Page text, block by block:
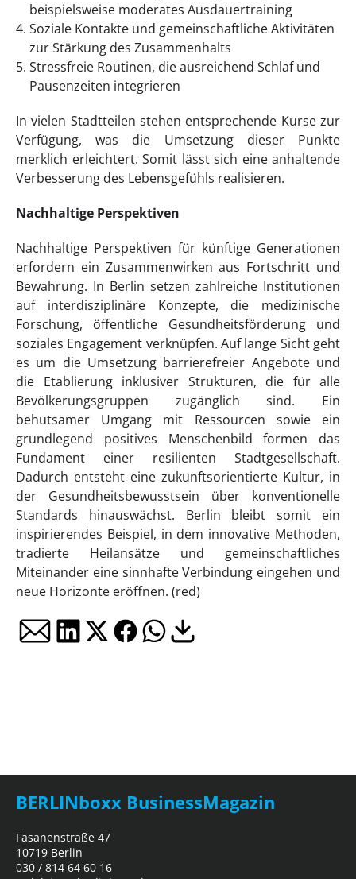
beispielsweise moderates Ausdauertraining
Soziale Kontakte und gemeinschaftliche Aktivitäten
zur Stärkung des Zusammenhalts
Stressfreie Routinen, die ausreichend Schlaf und
Pausenzeiten integrieren
In vielen Stadtteilen stehen entsprechende Kurse zur
Verfügung, was die Umsetzung dieser Punkte
merklich erleichtert. Somit lässt sich eine anhaltende
Verbesserung des Lebensgefühls realisieren.
Nachhaltige Perspektiven
Nachhaltige Perspektiven für künftige Generationen
erfordern ein Zusammenwirken aus Fortschritt und
Bewahrung. In Berlin setzen zahlreiche Institutionen
auf interdisziplinäre Konzepte, die medizinische
Forschung, öffentliche Gesundheitsförderung und
soziales Engagement verknüpfen. Auf lange Sicht geht
es um die Umsetzung barrierefreier Angebote und
die Etablierung inklusiver Strukturen, die für alle
Bevölkerungsgruppen zugänglich sind. Ein
behutsamer Umgang mit Ressourcen sowie ein
grundlegend positives Menschenbild formen das
Fundament einer resilienten Stadtgesellschaft.
Dadurch entsteht eine zukunftsorientierte Kultur, in
der Gesundheitsbewusstsein über konventionelle
Standards hinauswächst. Berlin bleibt somit ein
inspirierendes Beispiel, in dem innovative Methoden,
tradierte Heilansätze und gemeinschaftliches
Miteinander eine sinnhafte Verbindung eingehen und
neue Horizonte eröffnen. (red)
BERLINboxx BusinessMagazin
Fasanenstraße 47
10719 Berlin
030 / 814 64 60 16